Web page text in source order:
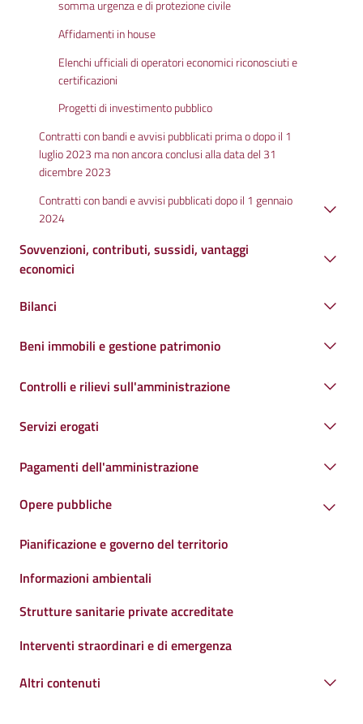
somma urgenza e di protezione civile
Affidamenti in house
Elenchi ufficiali di operatori economici riconosciuti e
certificazioni
Progetti di investimento pubblico
Contratti con bandi e avvisi pubblicati prima o dopo il 1
luglio 2023 ma non ancora conclusi alla data del 31
dicembre 2023
Contratti con bandi e avvisi pubblicati dopo il 1 gennaio
2024
Sovvenzioni, contributi, sussidi, vantaggi
economici
Bilanci
Beni immobili e gestione patrimonio
Controlli e rilievi sull'amministrazione
Servizi erogati
Pagamenti dell'amministrazione
Opere pubbliche
Pianificazione e governo del territorio
Informazioni ambientali
Strutture sanitarie private accreditate
Interventi straordinari e di emergenza
Altri contenuti